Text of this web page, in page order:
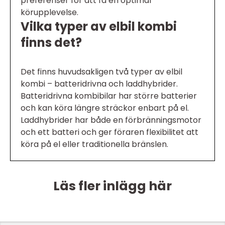
körupplevelse.
Vilka typer av elbil kombi
finns det?
Det finns huvudsakligen två typer av elbil
kombi – batteridrivna och laddhybrider.
Batteridrivna kombibilar har större batterier
och kan köra längre sträckor enbart på el.
Laddhybrider har både en förbränningsmotor
och ett batteri och ger föraren flexibilitet att
köra på el eller traditionella bränslen.
Läs fler inlägg här